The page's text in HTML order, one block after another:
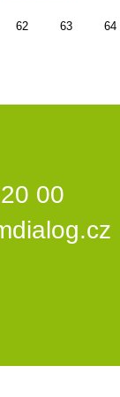
62 63 64
00